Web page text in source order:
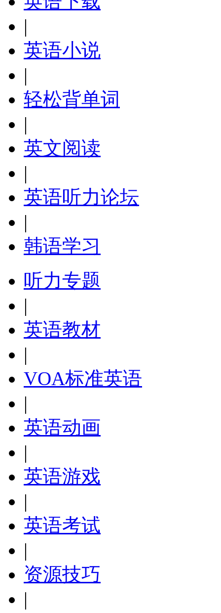
|
英语小说
|
轻松背单词
|
英文阅读
|
英语听力论坛
|
韩语学习
听力专题
|
英语教材
|
VOA标准英语
|
英语动画
|
英语游戏
|
英语考试
|
资源技巧
|